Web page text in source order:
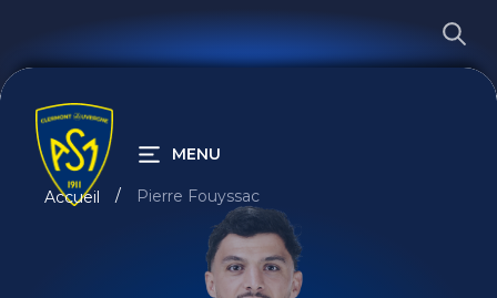
RECHERCHER
MENU
Accueil Pierre Fouyssac